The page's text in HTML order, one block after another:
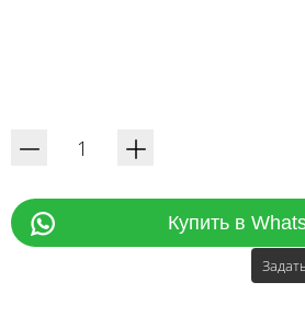
Купить в